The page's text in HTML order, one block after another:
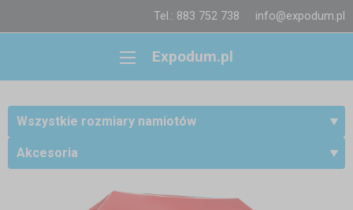
Tel.: 883 752 738 info@expodum.pl
Expodum.pl
Wszystkie rozmiary namiotów
Akcesoria